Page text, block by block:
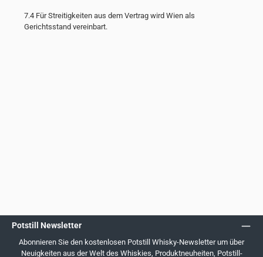
7.4 Für Streitigkeiten aus dem Vertrag wird Wien als
Gerichtsstand vereinbart.
Potstill Newsletter
Abonnieren Sie den kostenlosen Potstill Whisky-Newsletter um über
Neuigkeiten aus der Welt des Whiskies, Produktneuheiten, Potstill-